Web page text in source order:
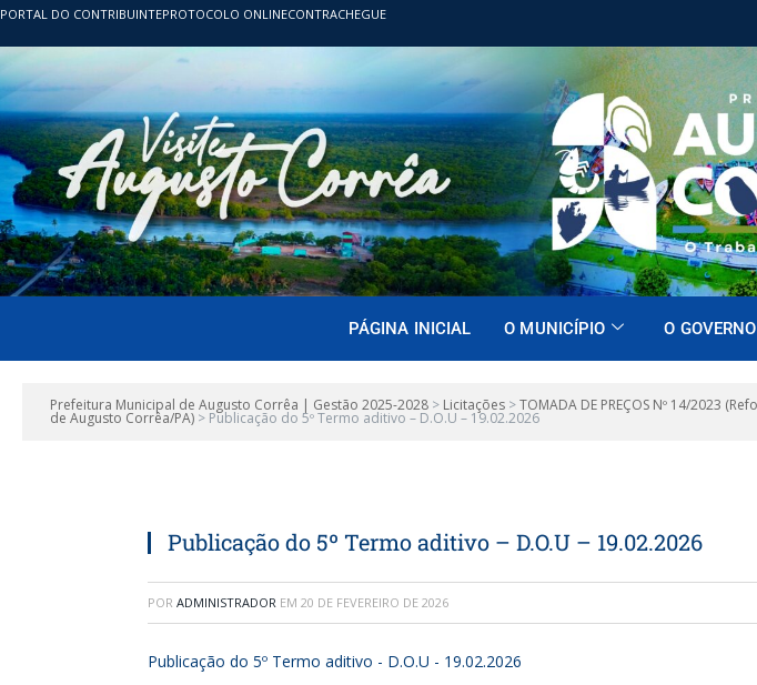
PORTAL DO CONTRIBUINTEPROTOCOLO ONLINECONTRACHEGUE
PÁGINA INICIAL O MUNICÍPIO O GOVERNO
Prefeitura Municipal de Augusto Corrêa | Gestão 2025-2028 > Licitações >TOMADA DE PREÇOS Nº 14/2023
de Augusto Corrêa/PA) > Publicação do 5º Termo aditivo – D.O.U – 19.02.2026
Publicação do 5º Termo aditivo – D.O.U – 19.02.2026
POR ADMINISTRADOR EM 20 DE FEVEREIRO DE 2026
Publicação do 5º Termo aditivo - D.O.U - 19.02.2026